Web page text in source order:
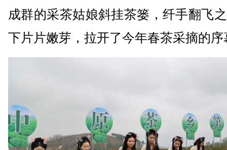
成群的采茶姑娘斜挂茶篓，纤手翻飞
下片片嫩芽，拉开了今年春茶采摘的序